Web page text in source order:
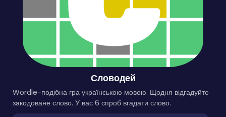
Словодей
Wordle-подібна гра українською мовою. Щодня відгадуйте
закодоване слово. У вас 6 спроб вгадати слово.